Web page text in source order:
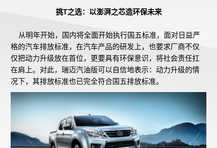
挑T之选：以澎湃之芯造环保未来
从明年开始，国内将全面开始执行国五标准，面对日益严
格的汽车排放标准，在汽车产品的研发上，也要求厂商不仅
仅把动力升级放在首位，更要具有环保意识，将社会责任扛
在肩上。对此，瑞迈汽油版可以自信地表示：动力升级的情
况下，其排放标准也已完全符合国五排放标准。